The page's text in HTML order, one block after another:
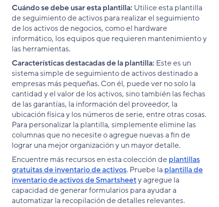
Cuándo se debe usar esta plantilla: Utilice esta plantilla
de seguimiento de activos para realizar el seguimiento
de los activos de negocios, como el hardware
informático, los equipos que requieren mantenimiento y
las herramientas.
Características destacadas de la plantilla: Este es un
sistema simple de seguimiento de activos destinado a
empresas más pequeñas. Con él, puede ver no solo la
cantidad y el valor de los activos, sino también las fechas
de las garantías, la información del proveedor, la
ubicación física y los números de serie, entre otras cosas.
Para personalizar la plantilla, simplemente elimine las
columnas que no necesite o agregue nuevas a fin de
lograr una mejor organización y un mayor detalle.
Encuentre más recursos en esta colección deplantillas
gratuitas de inventario de activos. Pruebe la plantilla de
inventario de activos de Smartsheety agregue la
capacidad de generar formularios para ayudar a
automatizar la recopilación de detalles relevantes.